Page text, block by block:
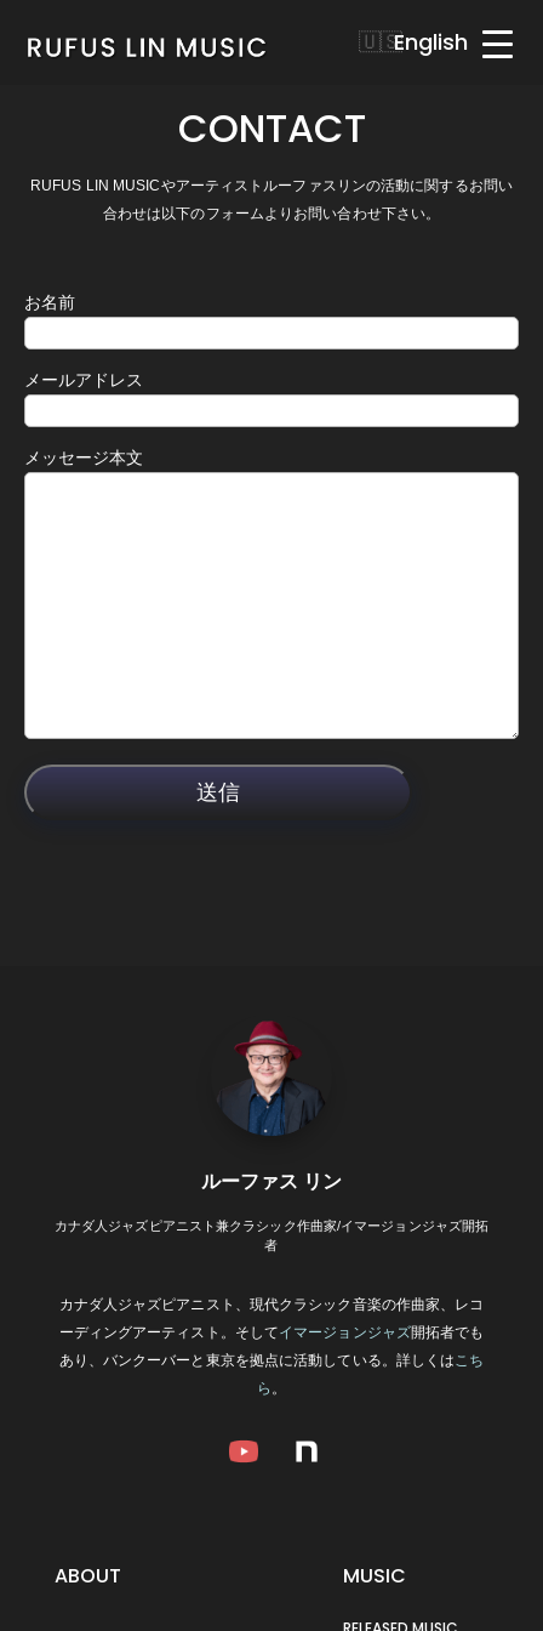
English
CONTACT
RUFUS LIN MUSICやアーティストルーファスリンの活動に関するお問い
合わせは以下のフォームよりお問い合わせ下さい。
お名前
メールアドレス
メッセージ本文
ルーファス リン
カナダ人ジャズピアニスト兼クラシック作曲家/イマージョンジャズ開拓
者
カナダ人ジャズピアニスト、現代クラシック音楽の作曲家、レコ
ーディングアーティスト。そしてイマージョンジャズ開拓者でも
あり、バンクーバーと東京を拠点に活動している。詳しくはこち
ら 。
ABOUT MUSIC